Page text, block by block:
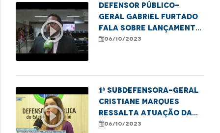
play_circle_outline
Defensor Público-
Geral Gabriel Furtado
fala sobre lançamento
do Observatório dos
06/10/2023
play_circle_outline
1ª Subdefensora-Geral
Cristiane Marques
ressalta atuação da
DPE na garantia dos
06/10/2023